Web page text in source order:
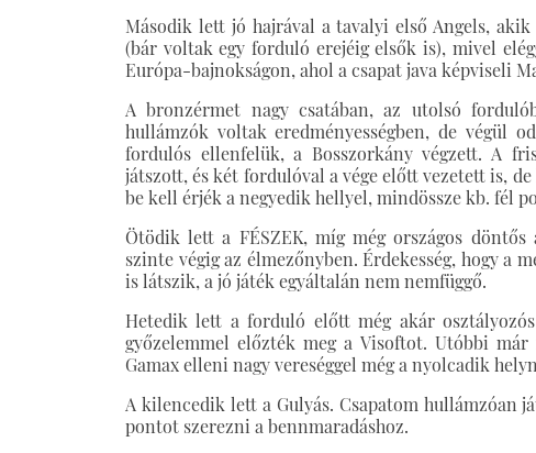
Második lett jó hajrával a tavalyi első Angels,
(bár voltak egy forduló erejéig elsők is), mivel
Európa-bajnokságon, ahol a csapat java képviseli
A bronzérmet nagy csatában, az utolsó
hullámzók voltak eredményességben, de végül
fordulós ellenfelük, a Bosszorkány végzett. A
játszott, és két fordulóval a vége előtt vezetett is,
be kell érjék a negyedik hellyel, mindössze kb. fél
Ötödik lett a FÉSZEK, míg még országos
szinte végig az élmezőnyben. Érdekesség, hogy a
is látszik, a jó játék egyáltalán nem nemfüggő.
Hetedik lett a forduló előtt még akár
győzelemmel előzték meg a Visoftot. Utóbbi
Gamax elleni nagy vereséggel még a nyolcadik
A kilencedik lett a Gulyás. Csapatom hullámzóan
pontot szerezni a bennmaradáshoz.